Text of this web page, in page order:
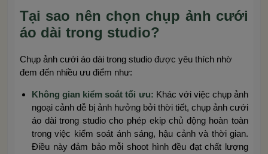
Tại sao nên chọn chụp ảnh cưới
áo dài trong studio?
Chụp ảnh cưới áo dài trong studio được yêu thích nhờ
đem đến nhiều ưu điểm như:
Không gian kiểm soát tối ưu: Khác với việc chụp ảnh
ngoại cảnh dễ bị ảnh hưởng bởi thời tiết, chụp ảnh cưới
áo dài trong studio cho phép ekip chủ động hoàn toàn
trong việc kiểm soát ánh sáng, hậu cảnh và thời gian.
Điều này đảm bảo mỗi shoot hình đều đạt chất lượng